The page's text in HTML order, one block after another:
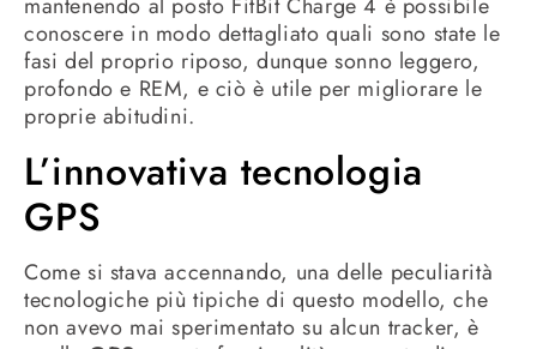
conoscere in modo dettagliato quali sono state le
fasi del proprio riposo, dunque sonno leggero,
profondo e REM, e ciò è utile per migliorare le
proprie abitudini.
L’innovativa tecnologia
GPS
Come si stava accennando, una delle peculiarità
tecnologiche più tipiche di questo modello, che
non avevo mai sperimentato su alcun tracker, è